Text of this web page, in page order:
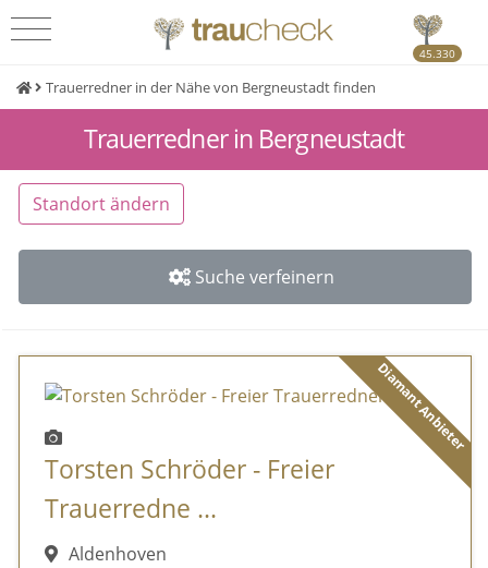
45.330
Trauerredner in der Nähe von Bergneustadt finden
Trauerredner in Bergneustadt
Standort ändern
Suche verfeinern
Diamant Anbieter
Torsten Schröder - Freier
Trauerredne ...
Aldenhoven